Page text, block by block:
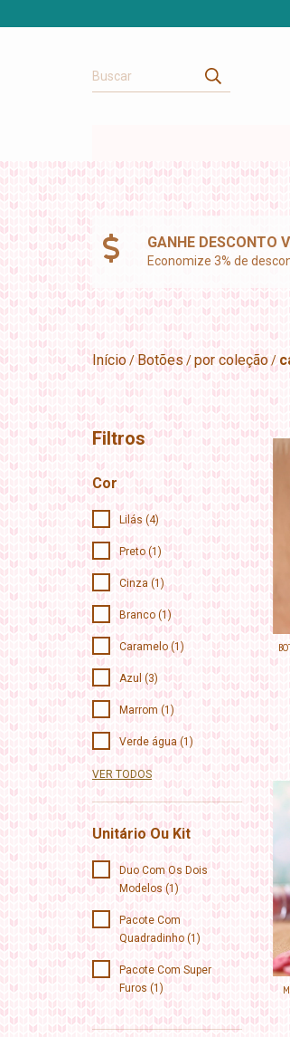
GANHE DESCONTO
Economize 3% de
Início/Botões /por coleção/
Filtros
Cor
Lilás (4)
Preto (1)
Cinza (1)
Branco (1)
Caramelo (1)
Azul (3)
Marrom (1)
Verde água (1)
VER TODOS
Unitário Ou Kit
Duo Com Os Dois
Modelos (1)
Pacote Com
Quadradinho (1)
Pacote Com Super
Furos (1)